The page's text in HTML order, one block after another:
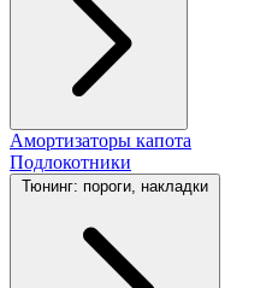
Амортизаторы капота
Подлокотники
Тюнинг: пороги, накладки